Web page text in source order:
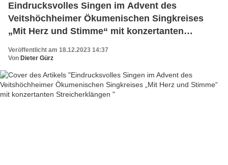
Eindrucksvolles Singen im Advent des
Veitshöchheimer Ökumenischen Singkreises
„Mit Herz und Stimme“ mit konzertanten
Veröffentlicht am 18.12.2023 14:37
Von Dieter Gürz